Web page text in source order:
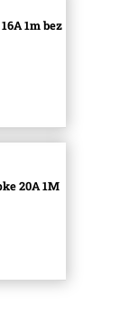
1m bez
20A 1M